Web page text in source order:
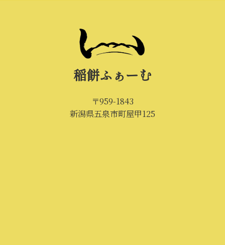
稲餅ふぁーむ
〒959-1843
新潟県五泉市町屋甲125